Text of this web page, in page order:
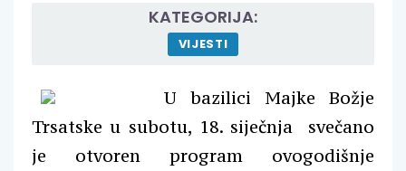
KATEGORIJA:
VIJESTI
U bazilici Majke Božje
Trsatske u subotu, 18. siječnja svečano
je otvoren program ovogodišnje